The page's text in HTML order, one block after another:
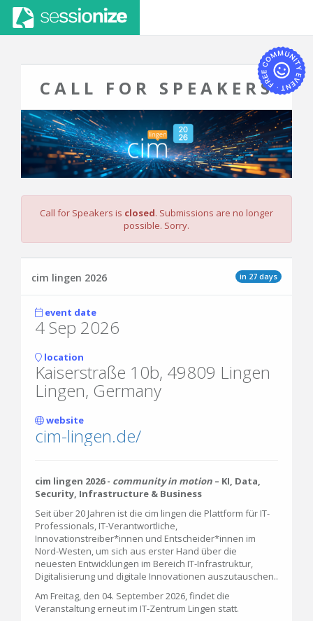
CALL FOR SPEAKERS
Call for Speakers is closed. Submissions are no longer
possible. Sorry.
in 27 days
cim lingen 2026
event date
4 Sep 2026
location
Kaiserstraße 10b, 49809 Lingen
Lingen, Germany
website
cim-lingen.de/
cim lingen 2026 - community in motion – KI, Data,
Security, Infrastructure & Business
Seit über 20 Jahren ist die cim lingen die Plattform für IT-
Professionals, IT-Verantwortliche,
Innovationstreiber*innen und Entscheider*innen im
Nord-Westen, um sich aus erster Hand über die
neuesten Entwicklungen im Bereich IT-Infrastruktur,
Digitalisierung und digitale Innovationen auszutauschen..
Am Freitag, den 04. September 2026, findet die
Veranstaltung erneut im IT-Zentrum Lingen statt.